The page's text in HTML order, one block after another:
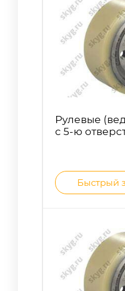
Рулевые
с 5-ю
Быстрый